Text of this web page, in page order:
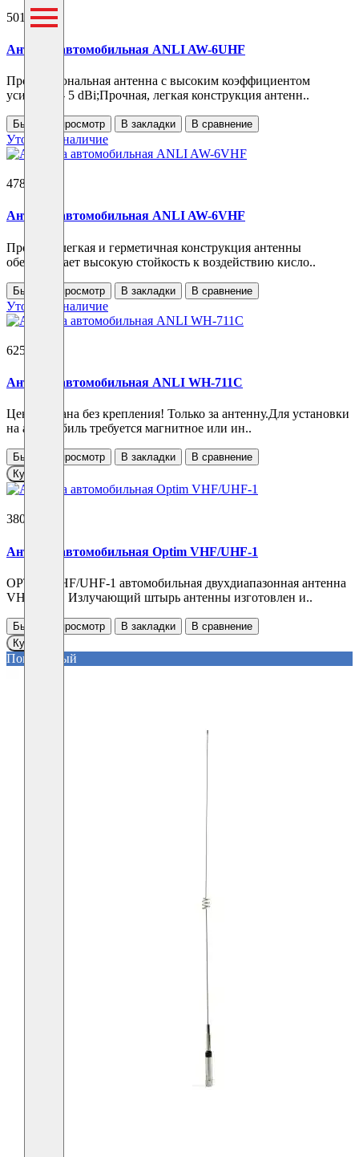
5017 ₽
Антенна автомобильная ANLI AW-6UHF
Профессиональная антенна с высоким коэффициентом
усиления - 5 dBi;Прочная, легкая конструкция антенн..
Быстрый просмотр В закладки В сравнение
Уточнить наличие
4788 ₽
Антенна автомобильная ANLI AW-6VHF
Прочная, легкая и герметичная конструкция антенны
обеспечивает высокую стойкость к воздействию кисло..
Быстрый просмотр В закладки В сравнение
Уточнить наличие
6250 ₽
Антенна автомобильная ANLI WH-711С
Цена указана без крепления! Только за антенну.Для установки
на автомобиль требуется магнитное или ин..
Быстрый просмотр В закладки
В сравнение
Купить
3800 ₽
Антенна автомобильная Optim VHF/UHF-1
OPTIM VHF/UHF-1 автомобильная двухдиапазонная антенна
VHF/UHF. Излучающий штырь антенны изготовлен и..
Быстрый просмотр В закладки
В сравнение
Купить
Популярный